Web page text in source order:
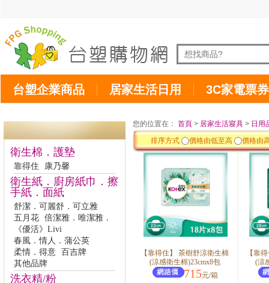
台塑企業商品 居家生活日用 3C家電票券
衛生棉．護墊
靠得住 康乃馨
衛生紙．廚房紙巾．擦
手紙．面紙
舒潔．可麗舒．可立雅
五月花 倍潔雅．唯潔雅．
《優活》Livi
春風．情人．蒲公英
柔情．得意 百吉牌
其他品牌
洗衣精/粉
您的位置在： 首頁 > 居家生活寢具 > 日用
排序方式
價格由低至高 價格由
【靠得住】 茶樹舒涼衛生棉
(涼感衛生棉)23cmx8包
715元/箱
【靠
(涼